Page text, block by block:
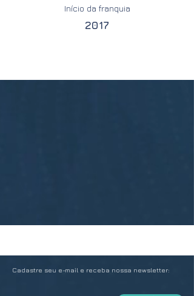
Início da franquia
2017
Cadastre seu e-mail e receba nossa newsletter: